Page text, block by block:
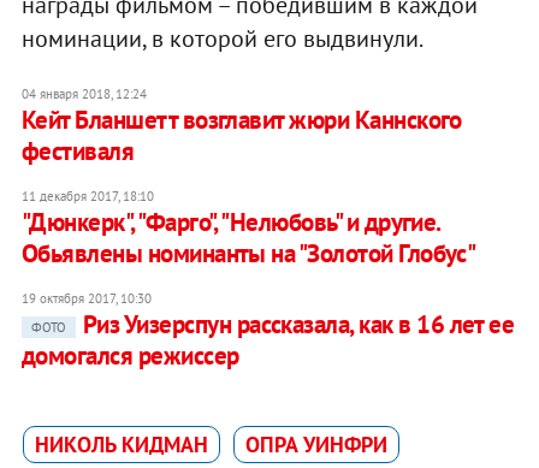
номинации, в которой его выдвинули.
04 января 2018, 12:24
Кейт Бланшетт возглавит жюри Каннского
фестиваля
11 декабря 2017, 18:10
"Дюнкерк", "Фарго", "Нелюбовь" и другие.
Обьявлены номинанты на "Золотой Глобус"
19 октября 2017, 10:30
ФОТО
Риз Уизерспун рассказала, как в 16 лет ее
домогался режиссер
НИКОЛЬ КИДМАН
ОПРА УИНФРИ